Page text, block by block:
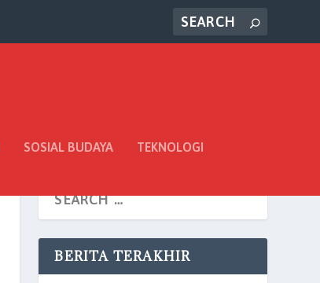
SOSIAL BUDAYA TEKNOLOGI
BERITA TERAKHIR